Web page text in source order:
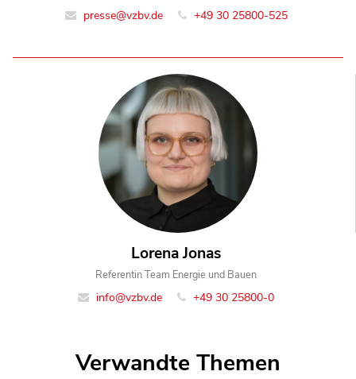
presse@vzbv.de +49 30 25800-525
Lorena Jonas
Referentin Team Energie und Bauen
info@vzbv.de +49 30 25800-0
Verwandte Themen